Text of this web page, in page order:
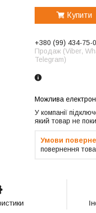
Купити
+380 (99) 434-75-
Продаж (Viber,
Telegram)
У компанії
який товар не
повернення